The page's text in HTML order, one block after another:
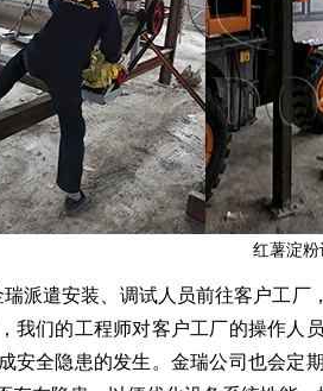
红薯淀
瑞派遣安装、调试人员前往客户工
我们的工程师对客户工厂的操作人
安全隐患的发生。金瑞公司也会定